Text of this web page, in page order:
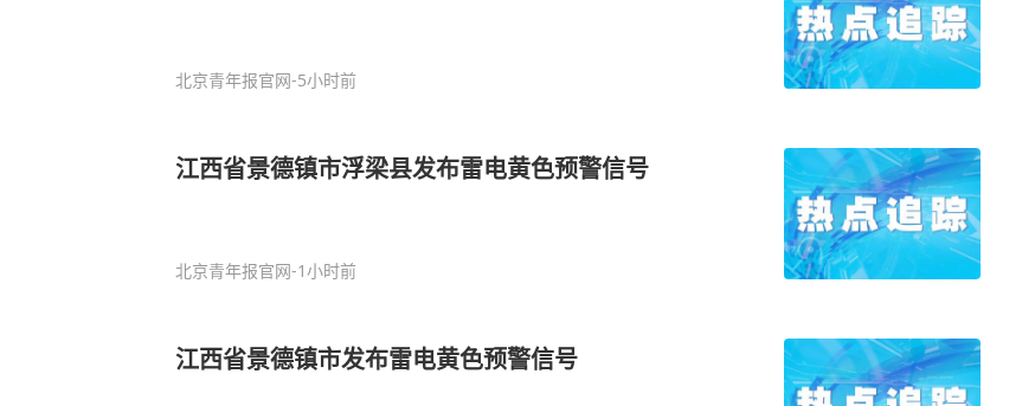
北京青年报官网-5小时前
江西省景德镇市浮梁县发布雷电黄色预警信号
北京青年报官网-1小时前
江西省景德镇市发布雷电黄色预警信号